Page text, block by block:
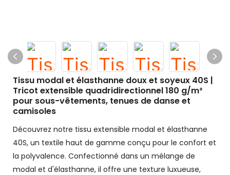
Tissu modal et élasthanne doux et soyeux 40S |
Tricot extensible quadridirectionnel 180 g/m²
pour sous-vêtements, tenues de danse et
camisoles
Découvrez notre tissu extensible modal et élasthanne
40S, un textile haut de gamme conçu pour le confort et
la polyvalence. Confectionné dans un mélange de
modal et d'élasthanne, il offre une texture luxueuse,